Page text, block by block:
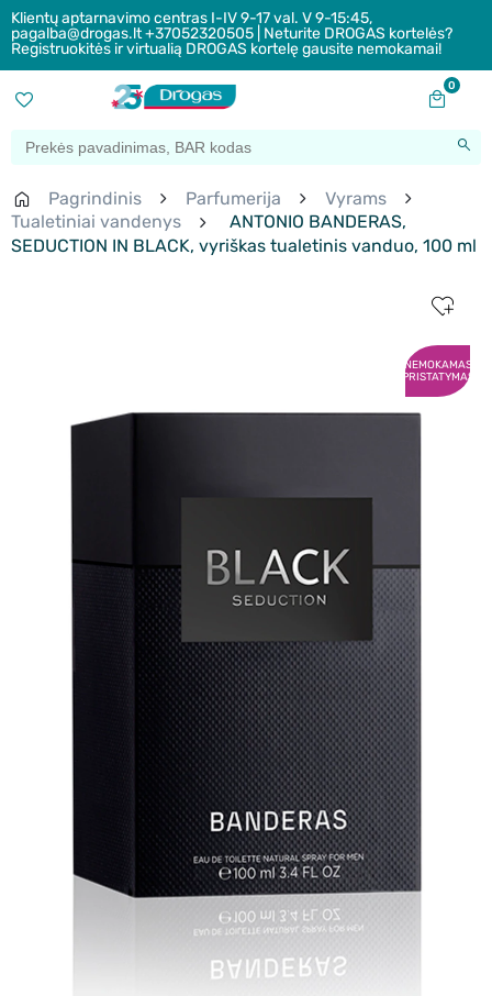
Klientų aptarnavimo centras I-IV 9-17 val. V 9-15:45,
pagalba@drogas.lt +37052320505 | Neturite DROGAS kortelės?
Registruokitės ir virtualią DROGAS kortelę gausite nemokamai!
0
Pagrindinis Parfumerija
Vyrams
Tualetiniai vandenys
ANTONIO BANDERAS,
SEDUCTION IN BLACK, vyriškas tualetinis vanduo, 100 ml
NEMOKAMAS
PRISTATYMAS